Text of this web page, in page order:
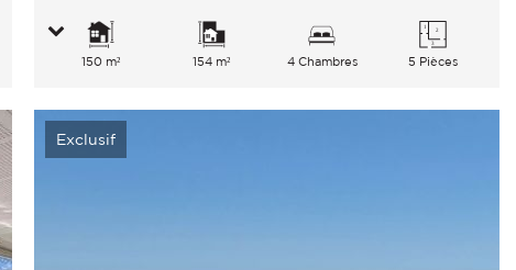
150 m² 154 m² 4 Chambres 5 Pièces
Exclusif